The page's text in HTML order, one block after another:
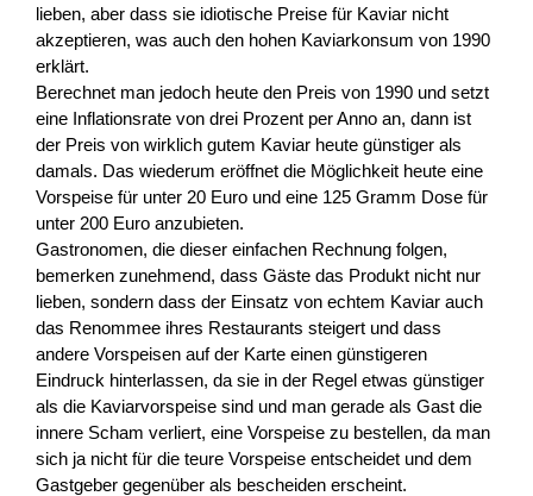
lieben, aber dass sie idiotische Preise für Kaviar nicht
akzeptieren, was auch den hohen Kaviarkonsum von 1990
erklärt.
Berechnet man jedoch heute den Preis von 1990 und setzt
eine Inflationsrate von drei Prozent per Anno an, dann ist
der Preis von wirklich gutem Kaviar heute günstiger als
damals. Das wiederum eröffnet die Möglichkeit heute eine
Vorspeise für unter 20 Euro und eine 125 Gramm Dose für
unter 200 Euro anzubieten.
Gastronomen, die dieser einfachen Rechnung folgen,
bemerken zunehmend, dass Gäste das Produkt nicht nur
lieben, sondern dass der Einsatz von echtem Kaviar auch
das Renommee ihres Restaurants steigert und dass
andere Vorspeisen auf der Karte einen günstigeren
Eindruck hinterlassen, da sie in der Regel etwas günstiger
als die Kaviarvorspeise sind und man gerade als Gast die
innere Scham verliert, eine Vorspeise zu bestellen, da man
sich ja nicht für die teure Vorspeise entscheidet und dem
Gastgeber gegenüber als bescheiden erscheint.